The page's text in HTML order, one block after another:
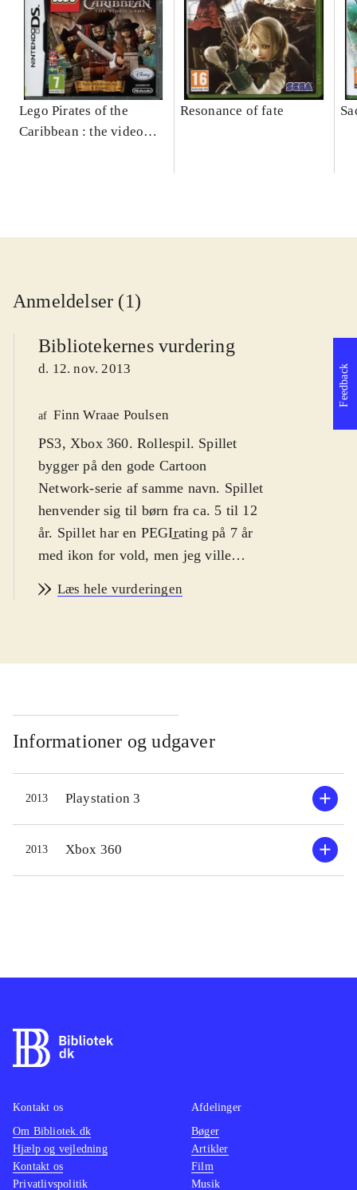
Lego Pirates of the
Caribbean : the video
Resonance of fate
Anmeldelser (1)
Bibliotekernes vurdering
d. 12. nov. 2013
af Finn Wraae Poulsen
PS3, Xbox 360. Rollespil. Spillet
bygger på den gode Cartoon
Network-serie af samme navn. Spillet
henvender sig til børn fra ca. 5 til 12
år. Spillet har en PEGIr̲ating på 7 år
med ikon for vold, men jeg ville
det. Spillet er på engelsk
fantasifulde. Man kan møde varulve
og meget andet. Prinsesse
Bubblegum - og ja, hun er lavet af
tyggegummi - har tilkaldt
hovedpersonerne, Finn the Human og
Jake the Dog, og har sendt dem ned i
de kongelige fangekældre for at løse
de problemer, som har plaget
udforske lidt a la Diablo - en serie af
er for ensformigt designede og action
består mest i at smadre et par fjender
som hver 5 level skal veksles til
forskellige forbedringer af
spilfiguren. Det der ikke er brugt
forsvinder via en Candy-Tax, når
Læs hele vurderingen
Informationer og udgaver
2013 Playstation 3
2013 Xbox 360
Feedback
Kontakt os
Om Bibliotek.dk
Hjælp og vejledning
Kontakt os
Privatlivspolitik
Afdelinger
Bøger
Artikler
Film
Musik